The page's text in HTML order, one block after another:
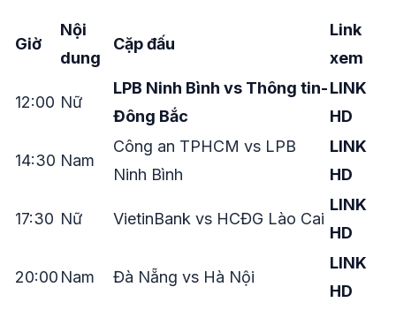
Giờ
Nội
dung
Cặp đấu
Link
xem
12:00 Nữ
LPB Ninh Bình vs Thông tin-
Đông Bắc
LINK
HD
14:30 Nam
Công an TPHCM vs LPB
Ninh Bình
LINK
HD
17:30 Nữ VietinBank vs HCĐG Lào Cai
LINK
HD
20:00 Nam Đà Nẵng vs Hà Nội
LINK
HD